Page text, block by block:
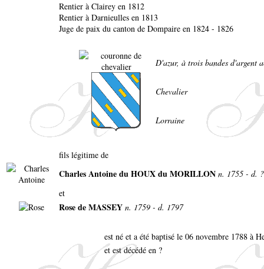
Rentier à Clairey en 1812
Rentier à Darnieulles en 1813
Juge de paix du canton de Dompaire en 1824 - 1826
D'azur, à trois bandes d'argent
Chevalier
Lorraine
fils légitime de
Charles Antoine du HOUX du MORILLON n. 1755 - d. ?
et
Rose de MASSEY n. 1759 - d. 1797
est né et a été baptisé le 06 novembre 1788 à
et est décédé en ?